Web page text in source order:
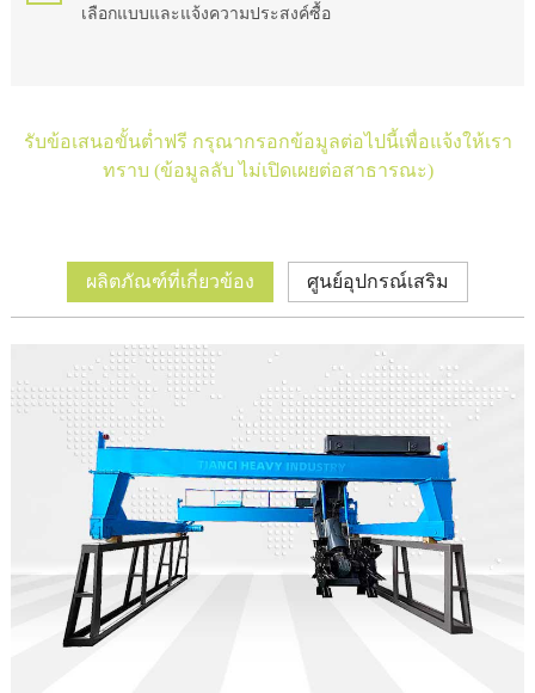
เลือกแบบและแจ้งความประสงค์ซื้อ
รับข้อเสนอขั้นต่ำฟรี กรุณากรอกข้อมูลต่อไปนี้เพื่อแจ้งให้เรา
ทราบ (ข้อมูลลับ ไม่เปิดเผยต่อสาธารณะ)
ผลิตภัณฑ์ที่เกี่ยวข้อง ศูนย์อุปกรณ์เสริม